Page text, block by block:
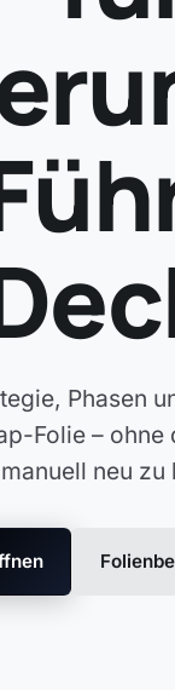
Phasen
Folie – ohne
manuell neu zu